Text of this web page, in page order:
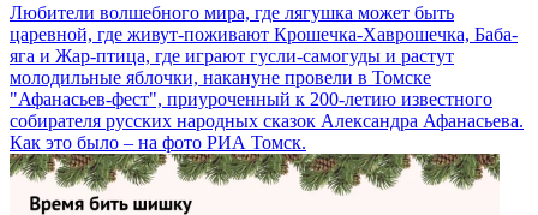
Любители волшебного мира, где лягушка может быть
царевной, где живут-поживают Крошечка-Хаврошечка, Баба-
яга и Жар-птица, где играют гусли-самогуды и растут
молодильные яблочки, накануне провели в Томске
"Афанасьев-фест", приуроченный к 200-летию известного
собирателя русских народных сказок Александра Афанасьева.
Как это было – на фото РИА Томск.